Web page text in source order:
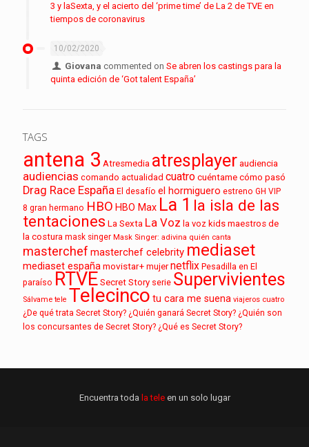
3 y laSexta, y el acierto del ‘prime time’ de La 2 de TVE en
tiempos de coronavirus
10/02/2020
Giovana commented onSe abren los castings para la
quinta edición de ‘Got talent España’
TAGS
antena 3 Atresmedia atresplayeraudiencia
audiencias comando actualidad cuatrocuéntame cómo pasó
Drag Race España El desafío el hormiguero estreno GH VIP
8 gran hermano HBO HBO Max La 1 la isla de las
tentaciones La Sexta La Voz la voz kids maestros de
la costura mask singer Mask Singer: adivina quién canta
masterchef masterchef celebrity mediaset
mediaset españamovistar+ mujer netflix Pesadilla en El
paraíso RTVE Secret Story serie Supervivientes
Sálvame tele Telecinco tu cara me suena viajeros cuatro
¿De qué trata Secret Story? ¿Quién ganará Secret Story? ¿Quién son
los concursantes de Secret Story? ¿Qué es Secret Story?
Encuentra toda la tele en un solo lugar